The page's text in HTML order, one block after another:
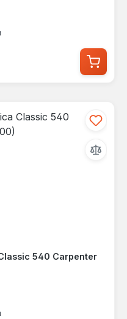
540 Carpenter